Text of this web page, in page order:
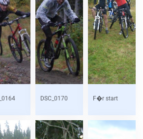
DSC_0170 F�r start